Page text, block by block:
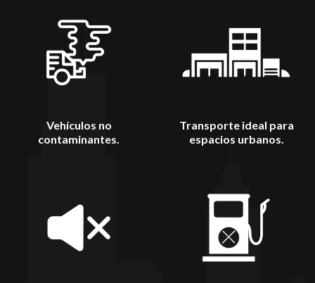
Vehículos no
contaminantes.
Transporte ideal para
espacios urbanos.